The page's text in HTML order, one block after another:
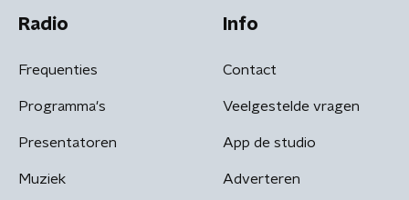
Radio
Frequenties
Programma's
Presentatoren
Muziek
Info
Contact
Veelgestelde vragen
App de studio
Adverteren